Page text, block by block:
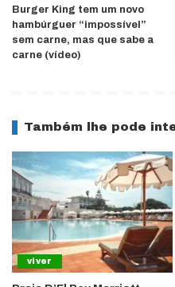
Burger King tem um novo
hambúrguer “impossível”
sem carne, mas que sabe a
carne (vídeo)
Também lhe pode
viver